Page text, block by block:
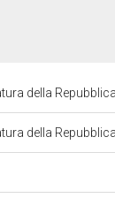
della Repubblica
della Repubblica